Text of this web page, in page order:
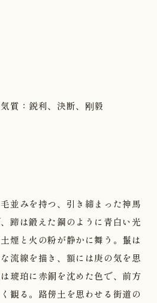
質：鋭利、決断、刚毅
並みを持つ、引き締まった神馬
蹄は鍛えた鋼のように青白い光
煙と火の粉が静かに舞う。鬣は
流線を描き、額には庚の気を思
琥珀に赤銅を沈めた色で、前方
観る。路傍土を思わせる街道の